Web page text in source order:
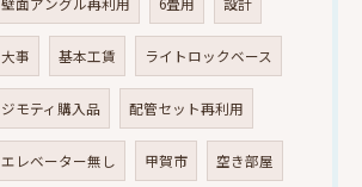
壁面アングル再利用 6畳用 設計
大事 基本工賃 ライトロックベース
ジモティ購入品 配管セット再利用
エレベーター無し 甲賀市 空き部屋